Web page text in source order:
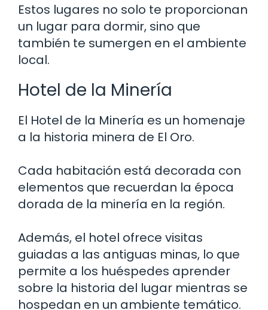
Estos lugares no solo te proporcionan
un lugar para dormir, sino que
también te sumergen en el ambiente
local.
Hotel de la Minería
El Hotel de la Minería es un homenaje
a la historia minera de El Oro.
Cada habitación está decorada con
elementos que recuerdan la época
dorada de la minería en la región.
Además, el hotel ofrece visitas
guiadas a las antiguas minas, lo que
permite a los huéspedes aprender
sobre la historia del lugar mientras se
hospedan en un ambiente temático.